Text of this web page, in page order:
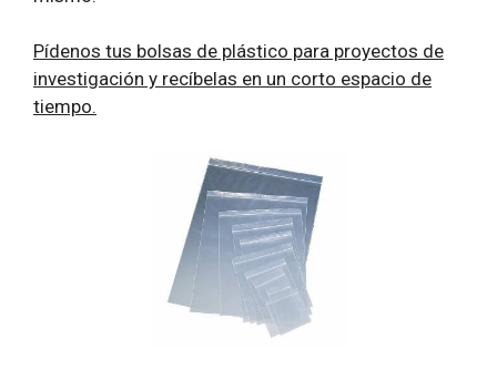
Pídenos tus bolsas de plástico para proyectos de
investigación y recíbelas en un corto espacio de
tiempo.